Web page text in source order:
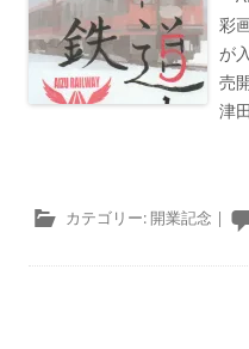
彩
が
売
津
カテゴリー: 開業記念 |